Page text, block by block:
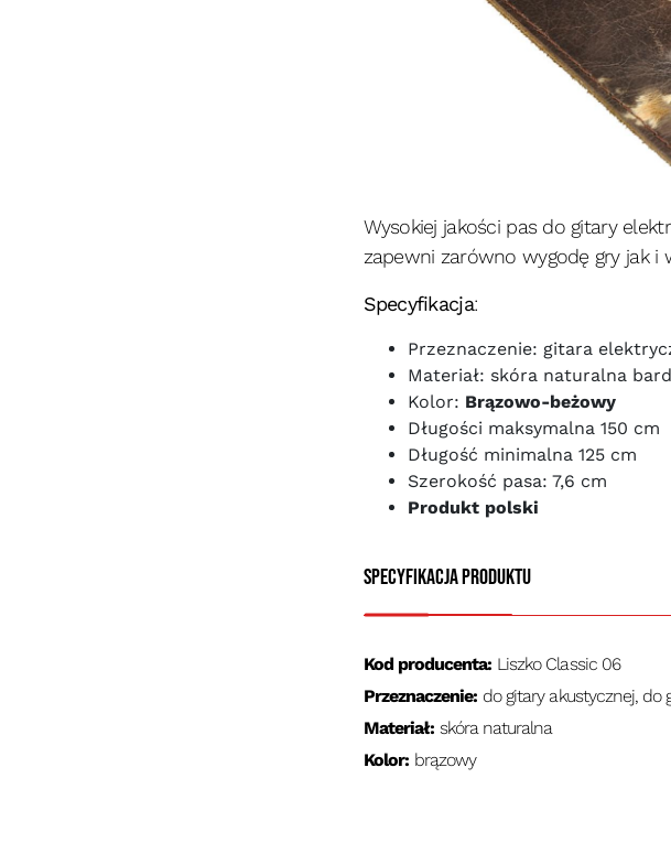
Wysokiej jakości pas do gitary
zapewni zarówno wygodę gry jak i
Specyfikacja:
Przeznaczenie: gitara
Materiał: skóra naturalna
Kolor: Brązowo-beżowy
Długości maksymalna 150 cm
Długość minimalna 125 cm
Szerokość pasa: 7,6 cm
Produkt polski
Specyfikacja produktu
Kod producenta: Liszko Classic 06
Przeznaczenie: do gitary akustycznej, do
Materiał: skóra naturalna
Kolor: brązowy